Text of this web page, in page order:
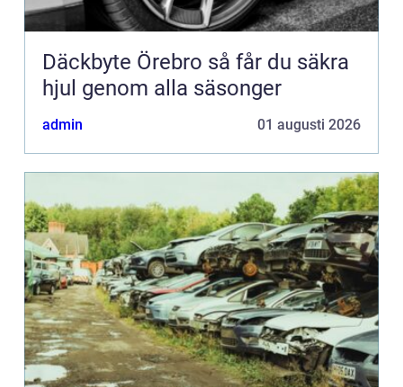
Däckbyte Örebro så får du säkra
hjul genom alla säsonger
admin 01 augusti 2026